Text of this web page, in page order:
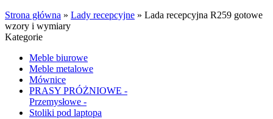
Strona główna » Lady recepcyjne » Lada recepcyjna R259 gotowe
wzory i wymiary
Kategorie
Meble biurowe
Meble metalowe
Mównice
PRASY PRÓŻNIOWE -
Przemysłowe -
Stoliki pod laptopa